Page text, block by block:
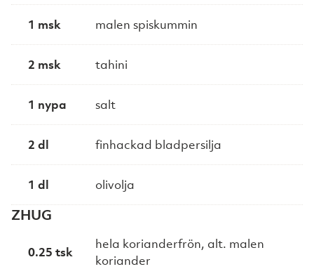
1 msk malen spiskummin
2 msk tahini
1 nypa salt
2 dl finhackad bladpersilja
1 dl olivolja
ZHUG
0.25 tsk
hela korianderfrön, alt. malen
koriander